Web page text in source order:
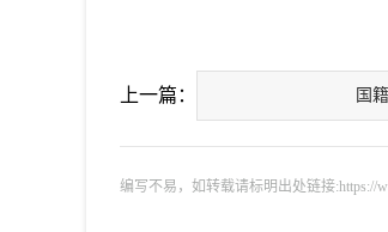
上一篇： 国
编写不易，如转载请标明出处链接:https://